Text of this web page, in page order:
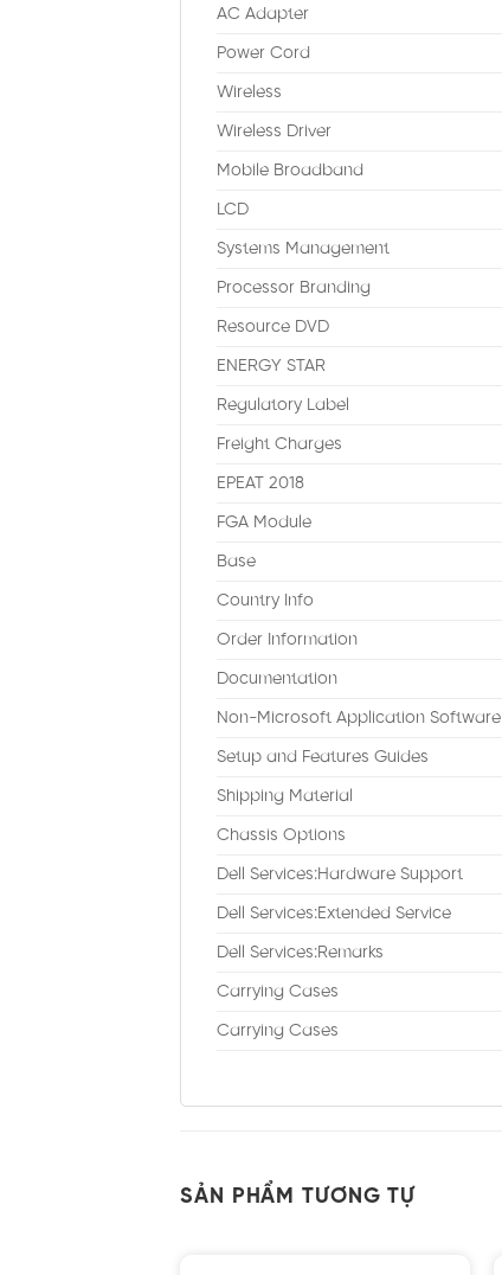
AC Adapter
Power Cord
Wireless
Wireless Driver
Mobile Broadband
LCD
Systems Management
Processor Branding
Resource DVD
ENERGY STAR
Regulatory Label
Freight Charges
EPEAT 2018
FGA Module
Base
Country Info
Order Information
Documentation
Non-Microsoft Application Software
Setup and Features Guides
Shipping Material
Chassis Options
Dell Services:Hardware Support
Dell Services:Extended Service
Dell Services:Remarks
Carrying Cases
Carrying Cases
SẢN PHẨM TƯƠNG TỰ